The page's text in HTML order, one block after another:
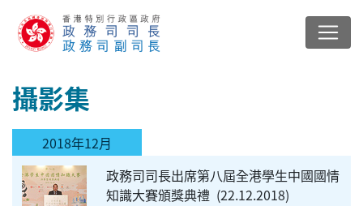
攝影集
2018年12月
政務司司長出席第八屆全港學生中國國情
知識大賽頒獎典禮 22.12.2018